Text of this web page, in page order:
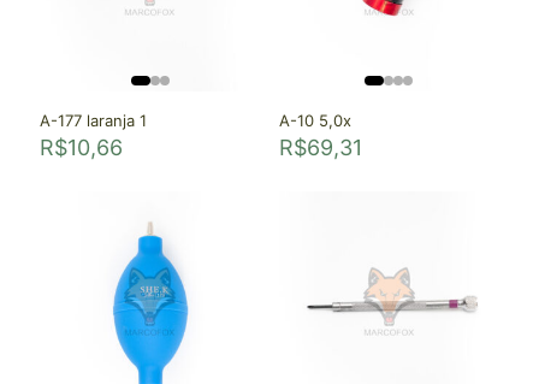
A-177 laranja 1
R$10,66
A-10 5,0x
R$69,31